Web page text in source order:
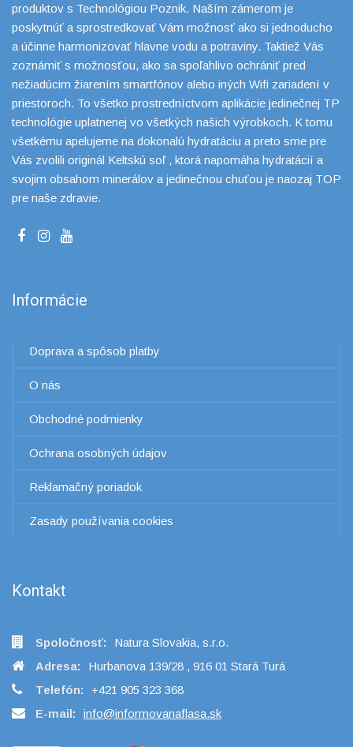
produktov s Technológiou Poznik. Naším zámerom je
poskytnúť a sprostredkovať Vám možnosť ako si jednoducho
a účinne harmonizovať hlavne vodu a potraviny. Taktiež Vás
zoznámiť s možnosťou, ako sa spoľahlivo ochrániť pred
nežiadúcim žiarením smartfónov alebo iných Wifi zariadení v
priestoroch. To všetko prostredníctvom aplikácie jedinečnej TP
technológie uplatnenej vo všetkých našich výrobkoch. K tomu
všetkému apelujeme na dokonalú hydratáciu a preto sme pre
Vás zvolili originál Keltskú soľ , ktorá napomáha hydratácií a
svojim obsahom minerálov a jedinečnou chuťou je naozaj TOP
pre naše zdravie.
Informácie
Doprava a spôsob platby
O nás
Obchodné podmienky
Ochrana osobných údajov
Reklamačný poriadok
Zasady používania cookies
Kontakt
Spoločnosť:
Natura Slovakia, s.r.o.
Adresa:
Hurbanova 139/28 , 916 01 Stará Turá
Telefón:
+421 905 323 368
E-mail: info@informovanaflasa.sk